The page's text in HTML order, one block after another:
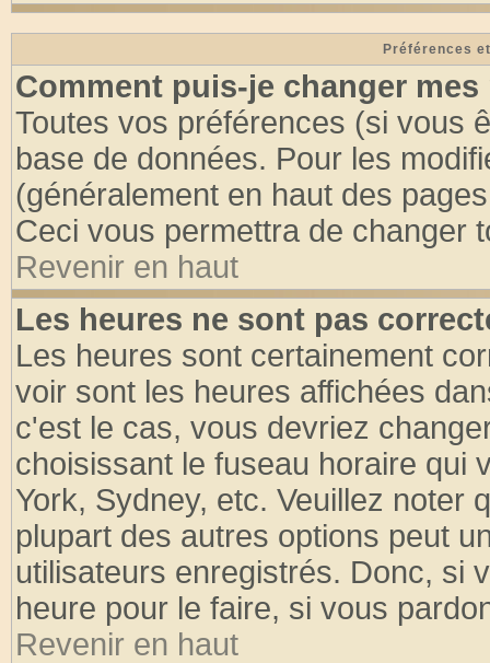
Préférences
Comment puis-je changer mes
Toutes vos préférences (si vous
base de données. Pour les
(généralement en haut des
Ceci vous permettra de changer
Revenir en haut
Les heures ne sont pas
Les heures sont certainement
voir sont les heures affichées
c'est le cas, vous devriez
choisissant le fuseau horaire qui
York, Sydney, etc. Veuillez noter
plupart des autres options peut
utilisateurs enregistrés. Donc, si
heure pour le faire, si vous
Revenir en haut